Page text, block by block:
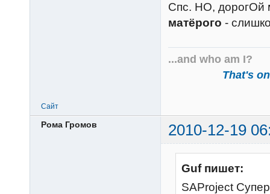
Спс. НО, дорогОй
матёрого -
...and who am I?
That's
Сайт
Рома Громов 2010-12-19
Guf пишет:
SAProject